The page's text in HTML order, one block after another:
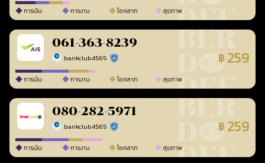
การเงิน การงาน โชคลาภ สุขภาพ
061-363-8239
bankclub4565 ร้านยืนยันแล้ว ฿ 259
การเงิน การงาน โชคลาภ สุขภาพ
080-282-5971
bankclub4565 ร้านยืนยันแล้ว ฿ 259
การเงิน การงาน โชคลาภ สุขภาพ